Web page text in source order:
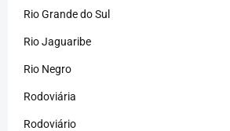
Rio Grande do Sul
Rio Jaguaribe
Rio Negro
Rodoviária
Rodoviário